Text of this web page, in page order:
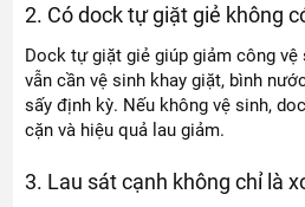
2. Có dock tự giặt giẻ không
Dock tự giặt giẻ giúp giảm công vệ
vẫn cần vệ sinh khay giặt, bình
sấy định kỳ. Nếu không vệ sinh,
cặn và hiệu quả lau giảm.
3. Lau sát cạnh không chỉ là